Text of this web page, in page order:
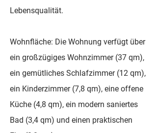
Lebensqualität.
Wohnfläche: Die Wohnung verfügt über
ein großzügiges Wohnzimmer (37 qm),
ein gemütliches Schlafzimmer (12 qm),
ein Kinderzimmer (7,8 qm), eine offene
Küche (4,8 qm), ein modern saniertes
Bad (3,4 qm) und einen praktischen